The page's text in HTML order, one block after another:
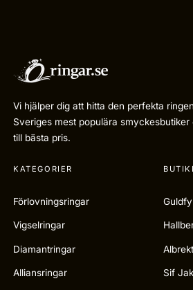
Vi hjälper dig att hitta den perfekta
Sveriges mest populära
till bästa pris.
KATEGORIER
Förlovningsringar
Vigselringar
Diamantringar
Alliansringar Sif